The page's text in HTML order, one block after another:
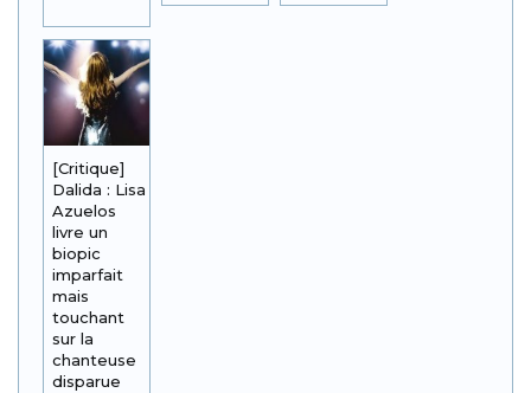
[Critique]
Dalida : Lisa
Azuelos
livre un
biopic
imparfait
mais
touchant
sur la
chanteuse
disparue